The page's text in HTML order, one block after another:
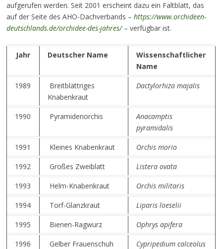
aufgerufen werden. Seit 2001 erscheint dazu ein Faltblatt, das
auf der Seite des AHO-Dachverbands – https://www.orchideen-
deutschlands.de/orchidee-des-jahres/ – verfügbar ist.
Jahr Deutscher Name
Wissenschaftlicher
Name
1989
Breitblättriges
Knabenkraut
Dactylorhiza majalis
1990 Pyramidenorchis
Anacamptis
pyramidalis
1991 Kleines Knabenkraut Orchis morio
1992 Großes Zweiblatt Listera ovata
1993 Helm-Knabenkraut Orchis militaris
1994 Torf-Glanzkraut Liparis loeselii
1995 Bienen-Ragwurz Ophrys apifera
1996 Gelber Frauenschuh Cypripedium calceolus